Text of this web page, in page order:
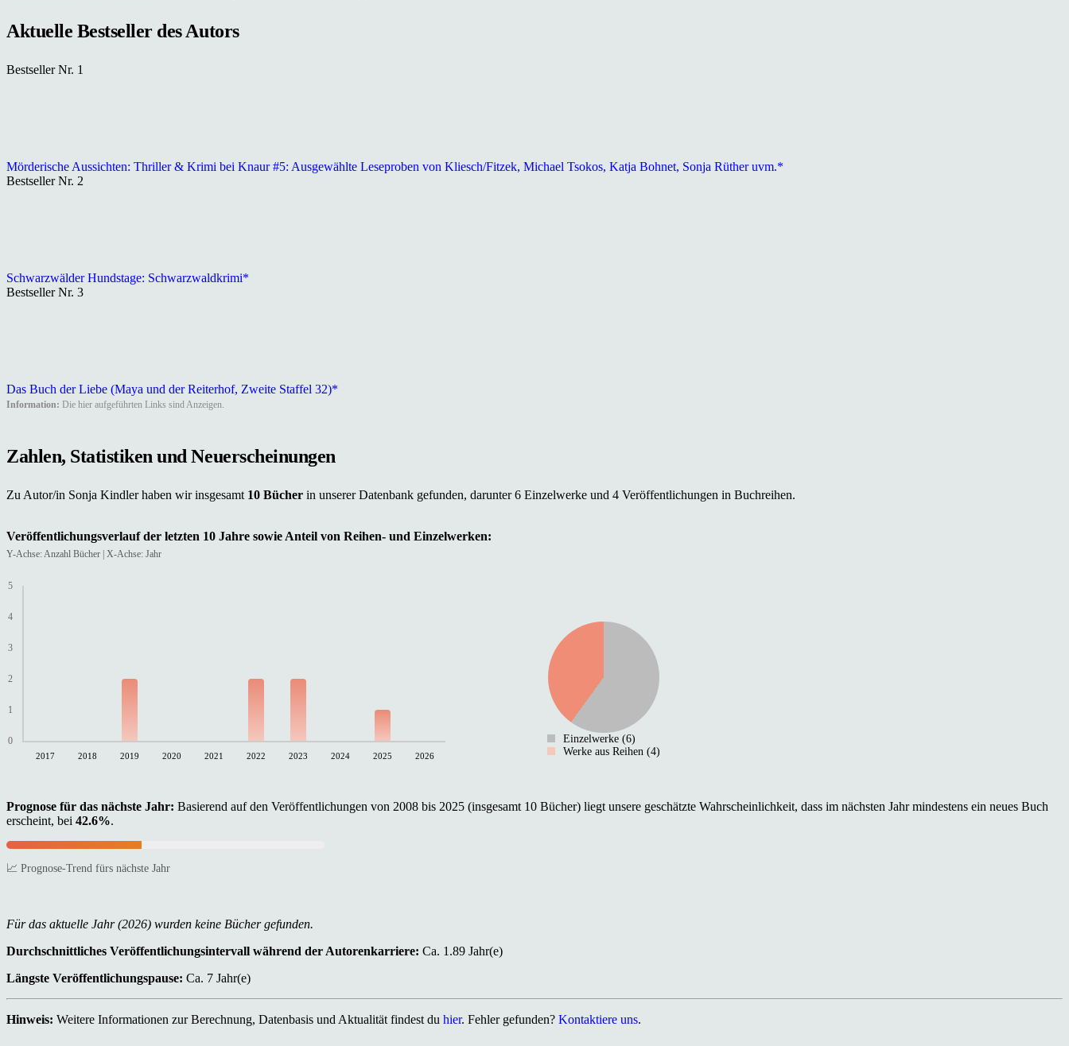
Aktuelle Bestseller des Autors
Bestseller Nr. 1
Mörderische Aussichten: Thriller & Krimi bei Knaur #5: Ausgewählte Leseproben von Kliesch/Fitzek, Michael Tsokos, Katja Bohnet, Sonja Rüther uvm.*
Bestseller Nr. 2
Schwarzwälder Hundstage: Schwarzwaldkrimi*
Bestseller Nr. 3
Das Buch der Liebe (Maya und der Reiterhof, Zweite Staffel 32)*
Information: Die hier aufgeführten Links sind Anzeigen.
Zahlen, Statistiken und Neuerscheinungen
Zu Autor/in Sonja Kindler haben wir insgesamt 10 Bücher in unserer Datenbank gefunden, darunter 6 Einzelwerke und 4 Veröffentlichungen in Buchreihen.
Veröffentlichungsverlauf der letzten 10 Jahre sowie Anteil von Reihen- und Einzelwerken:
Y-Achse: Anzahl Bücher | X-Achse: Jahr
0
1
2
3
4
5
2017 2018 2019 2020 2021 2022 2023 2024 2025 2026
Einzelwerke (6)
Werke aus Reihen (4)
Prognose für das nächste Jahr: Basierend auf den Veröffentlichungen von 2008 bis 2025 (insgesamt 10 Bücher) liegt unsere geschätzte Wahrscheinlichkeit, dass im nächsten Jahr mindestens ein neues Buch
erscheint, bei 42.6%.
📈 Prognose-Trend fürs nächste Jahr
Für das aktuelle Jahr (2026) wurden keine Bücher gefunden.
Durchschnittliches Veröffentlichungsintervall während der Autorenkarriere: Ca. 1.89 Jahr(e)
Längste Veröffentlichungspause: Ca. 7 Jahr(e)
Hinweis: Weitere Informationen zur Berechnung, Datenbasis und Aktualität findest du hier. Fehler gefunden? Kontaktiere uns.